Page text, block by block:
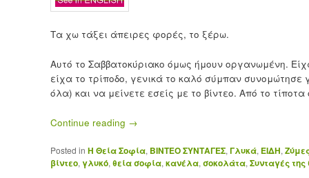
Τα χω τάξει άπειρες φορές, το ξέρω.
Αυτό το Σαββατοκύριακο όμως ήμουν οργανωμένη.
είχα το τρίποδο, γενικά το καλό σύμπαν
όλα) και να μείνετε εσείς με το βίντεο. Από το
Continue reading →
Posted in H Θεία Σοφία, ΒΙΝΤΕΟ ΣΥΝΤΑΓΕΣ,Γλυκά, ΕΙΔΗ,
βίντεο,γλυκό,θεία σοφία,κανέλα,σοκολάτα,Συνταγές της